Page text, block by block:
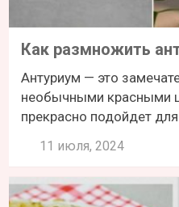
Как размножить
Антуриум — это
необычными красными
прекрасно подойдет
11 июля, 2024